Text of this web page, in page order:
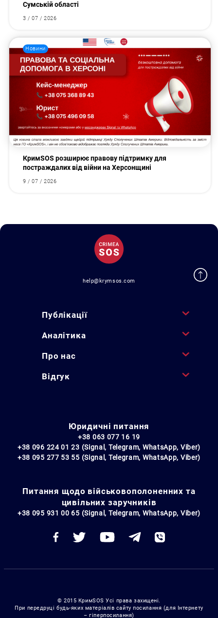
Сумській області
3 / 07 / 2026
Новини
КримSOS розширює правову підтримку для
постраждалих від війни на Херсонщині
9 / 07 / 2026
help@krymsos.com
Публікації
Аналітика
Про нас
Відгук
Юридичні питання
+38 063 077 16 19
+38 096 224 01 23 (Signal, Telegram, WhatsApp, Viber)
+38 095 277 53 55 (Signal, Telegram, WhatsApp, Viber)
Питання щодо військовополоненних та
цивільних заручників
+38 095 931 00 65 (Signal, Telegram, WhatsApp, Viber)
© 2015 КримSOS Усі права захищені.
При передруці будь-яких матеріалів сайту посилання (для Інтернету
– гіперпосилання)